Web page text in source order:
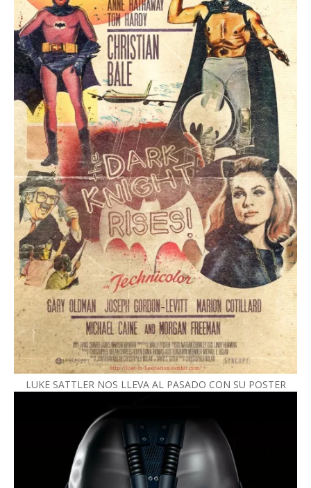
LUKE SATTLER NOS LLEVA AL PASADO CON SU POSTER